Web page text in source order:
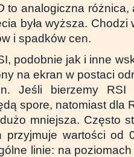
to analogiczna
była wyższa. Chodzi
i spadków cen.
podobnie jak i inne
na ekran w postaci
Jeśli bierzemy RSI
spore, natomiast dla
mniejsza. Często
przyjmuje wartości od
linie: na